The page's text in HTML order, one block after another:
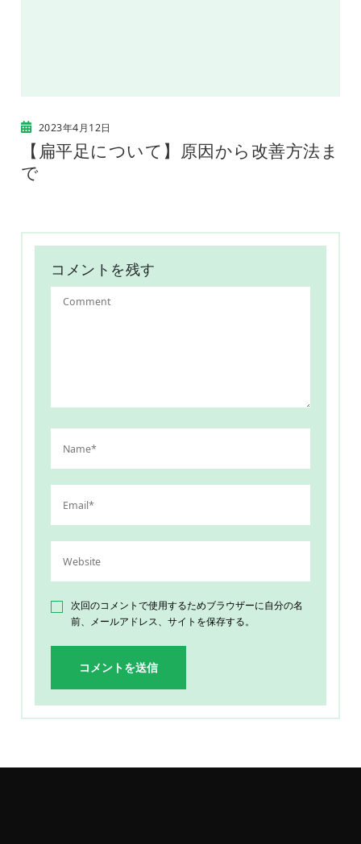
2023年4月12日
【扁平足について】原因から改善方法ま
で
コメントを残す
次回のコメントで使用するためブラウザーに自分の名
前、メールアドレス、サイトを保存する。